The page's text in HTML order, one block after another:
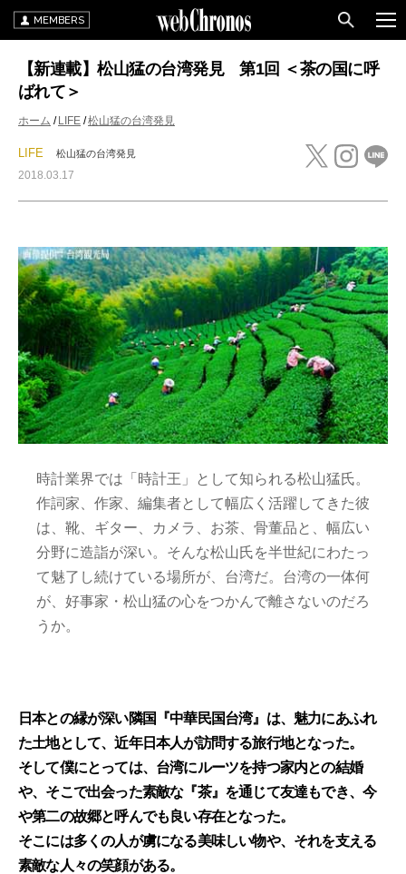
MEMBERS
【新連載】松山猛の台湾発見 第1回 ＜茶の国に呼
ばれて＞
ホーム LIFE 松山猛の台湾発見
LIFE 松山猛の台湾発見
2018.03.17
時計業界では「時計王」として知られる松山猛氏。
作詞家、作家、編集者として幅広く活躍してきた彼
は、靴、ギター、カメラ、お茶、骨董品と、幅広い
分野に造詣が深い。そんな松山氏を半世紀にわたっ
て魅了し続けている場所が、台湾だ。台湾の一体何
が、好事家・松山猛の心をつかんで離さないのだろ
うか。
日本との縁が深い隣国『中華民国台湾』は、魅力にあふれ
た土地として、近年日本人が訪問する旅行地となった。
そして僕にとっては、台湾にルーツを持つ家内との結婚
や、そこで出会った素敵な『茶』を通じて友達もでき、今
や第二の故郷と呼んでも良い存在となった。
そこには多くの人が虜になる美味しい物や、それを支える
素敵な人々の笑顔がある。